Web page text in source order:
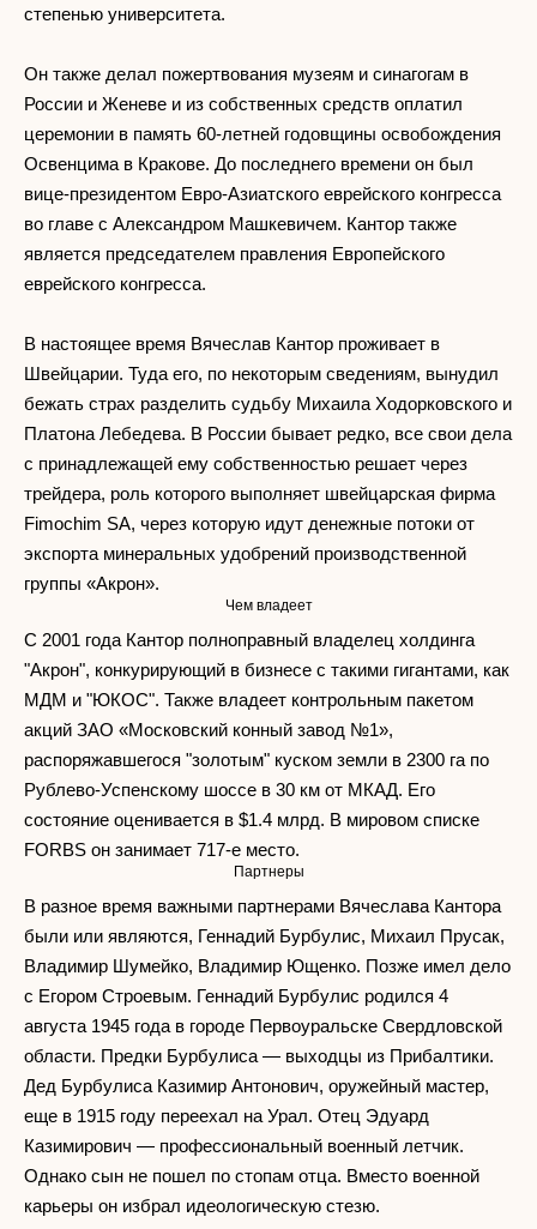
степенью университета.
Он также делал пожертвования музеям и синагогам в
России и Женеве и из собственных средств оплатил
церемонии в память 60-летней годовщины освобождения
Освенцима в Кракове. До последнего времени он был
вице-президентом Евро-Азиатского еврейского конгресса
во главе с Александром Машкевичем. Кантор также
является председателем правления Европейского
еврейского конгресса.
В настоящее время Вячеслав Кантор проживает в
Швейцарии. Туда его, по некоторым сведениям, вынудил
бежать страх разделить судьбу Михаила Ходорковского и
Платона Лебедева. В России бывает редко, все свои дела
с принадлежащей ему собственностью решает через
трейдера, роль которого выполняет швейцарская фирма
Fimochim SA, через которую идут денежные потоки от
экспорта минеральных удобрений производственной
группы «Акрон».
Чем владеет
С 2001 года Кантор полноправный владелец холдинга
"Акрон", конкурирующий в бизнесе с такими гигантами, как
МДМ и "ЮКОС". Также владеет контрольным пакетом
акций ЗАО «Московский конный завод №1»,
распоряжавшегося "золотым" куском земли в 2300 га по
Рублево-Успенскому шоссе в 30 км от МКАД. Его
состояние оценивается в $1.4 млрд. В мировом списке
FORBS он занимает 717-е место.
Партнеры
В разное время важными партнерами Вячеслава Кантора
были или являются, Геннадий Бурбулис, Михаил Прусак,
Владимир Шумейко, Владимир Ющенко. Позже имел дело
с Егором Строевым. Геннадий Бурбулис родился 4
августа 1945 года в городе Первоуральске Свердловской
области. Предки Бурбулиса — выходцы из Прибалтики.
Дед Бурбулиса Казимир Антонович, оружейный мастер,
еще в 1915 году переехал на Урал. Отец Эдуард
Казимирович — профессиональный военный летчик.
Однако сын не пошел по стопам отца. Вместо военной
карьеры он избрал идеологическую стезю.